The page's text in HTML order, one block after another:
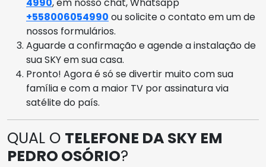
+558006054990 ou solicite o contato em um de
nossos formulários.
Aguarde a confirmação e agende a instalação de
sua SKY em sua casa.
Pronto! Agora é só se divertir muito com sua
família e com a maior TV por assinatura via
satélite do país.
QUAL O TELEFONE DA SKY EM
PEDRO OSÓRIO?